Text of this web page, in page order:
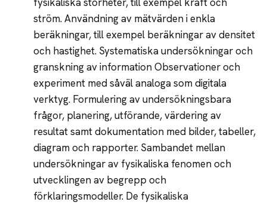
ström. Användning av mätvärden i enkla
beräkningar, till exempel beräkningar av densitet
och hastighet. Systematiska undersökningar och
granskning av information Observationer och
experiment med såväl analoga som digitala
verktyg. Formulering av undersökningsbara
frågor, planering, utförande, värdering av
resultat samt dokumentation med bilder, tabeller,
diagram och rapporter. Sambandet mellan
undersökningar av fysikaliska fenomen och
utvecklingen av begrepp och
förklaringsmodeller. De fysikaliska